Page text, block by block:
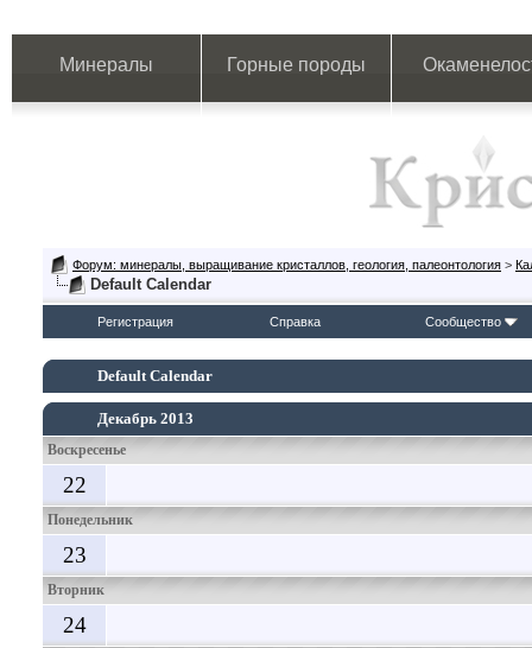
Минералы Горные породы
Форум: минералы, выращивание кристаллов, геология, палеонтология >
Default Calendar
Регистрация Справка Сообщество
Default Calendar
Декабрь 2013
Воскресенье
22
Понедельник
23
Вторник
24